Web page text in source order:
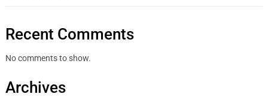
Recent Comments
No comments to show.
Archives